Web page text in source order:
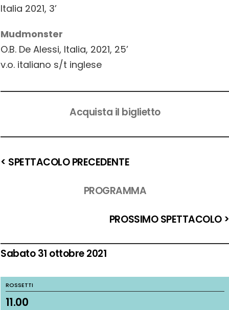
Italia 2021, 3’
Mudmonster
O.B. De Alessi, Italia, 2021, 25’
v.o. italiano s/t inglese
Acquista il biglietto
< SPETTACOLO PRECEDENTE
PROGRAMMA
PROSSIMO SPETTACOLO >
Sabato 31 ottobre 2021
ROSSETTI
11.00
ROSSETTI
11.00